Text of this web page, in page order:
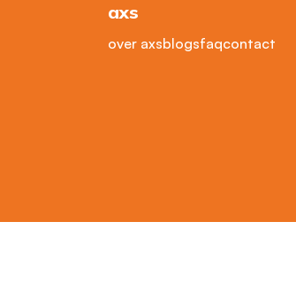
axs
over axsblogsfaqcontact